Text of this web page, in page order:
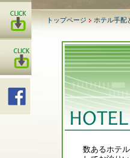
トップページ ホテル手配
数あるホテ